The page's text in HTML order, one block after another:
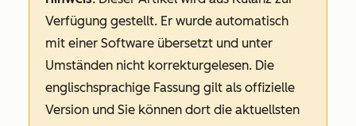
Verfügung gestellt. Er wurde automatisch
mit einer Software übersetzt und unter
Umständen nicht korrekturgelesen. Die
englischsprachige Fassung gilt als offizielle
Version und Sie können dort die aktuellsten